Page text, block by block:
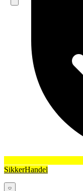
SikkerHandel